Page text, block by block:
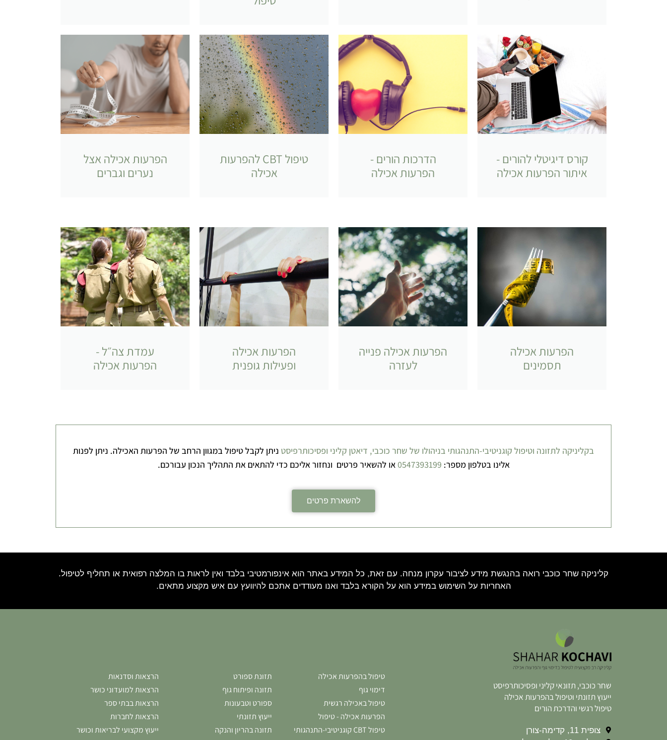
קורס דיגיטלי להורים -
איתור הפרעות אכילה
הדרכות הורים -
הפרעות אכילה
טיפול CBT להפרעות
אכילה
הפרעות אכילה אצל
נערים וגברים
הפרעות אכילה
תסמינים
הפרעות אכילה פנייה
לעזרה
הפרעות אכילה
ופעילות גופנית
עמדת צה״ל -
הפרעות אכילה
בקליניקה לתזונה וטיפול קוגניטיבי-התנהגותי בניהולו של שחר כוכבי, דיאטן קליני ופסיכותרפיסט ניתן לקבל טיפול במגוון הרחב של הפרעות האכילה. ניתן לפנות
אלינו בטלפון מספר: 0547393199או להשאיר פרטים ונחזור אליכם כדי להתאים את התהליך הנכון עבורכם.
להשארת פרטים
קליניקה שחר כוכבי רואה בהנגשת מידע לציבור עקרון מנחה. עם זאת, כל המידע באתר הוא אינפורמטיבי בלבד ואין לראות בו המלצה רפואית או תחליף לטיפול.
האחריות על השימוש במידע הוא על הקורא בלבד ואנו מעודדים אתכם להיוועץ עם איש מקצוע מתאים.
שחר כוכבי, תזונאי קליני ופסיכותרפיסט
ייעוץ תזונתי וטיפול בהפרעות אכילה
טיפול רגשי והדרכת הורים
צופית 11, קדימה-צורן
טיפול בהפרעות אכילה
דימוי גוף
טיפול באכילה רגשית
הפרעות אכילה - טיפול
טיפול CBT קוגניטיבי-התנהגותי
תזונת ספורט
תזונה ופיתוח גוף
ספורט וטבעונות
ייעוץ תזונתי
תזונה בהריון והנקה
הרצאות וסדנאות
הרצאות למועדוני כושר
הרצאות בבתי ספר
הרצאות לחברות
ייעוץ מקצועי לבריאות וכושר